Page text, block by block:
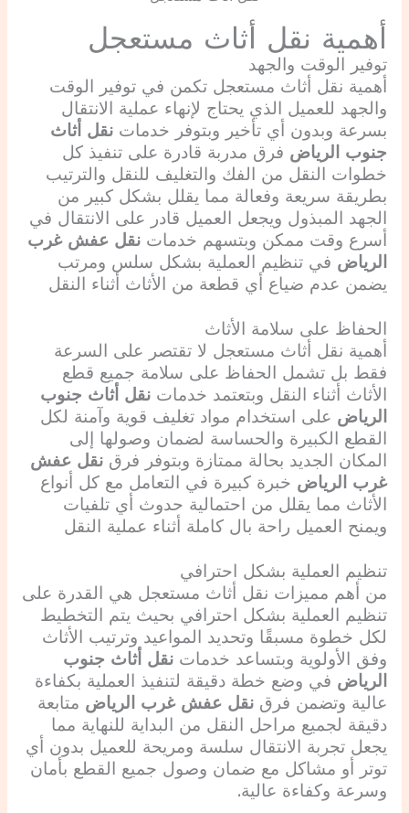
أهمية نقل أثاث مستعجل
توفير الوقت والجهد
أهمية نقل أثاث مستعجل تكمن في توفير الوقت
والجهد للعميل الذي يحتاج لإنهاء عملية الانتقال
بسرعة وبدون أي تأخير وبتوفر خدمات نقل أثاث
جنوب الرياض فرق مدربة قادرة على تنفيذ كل
خطوات النقل من الفك والتغليف للنقل والترتيب
بطريقة سريعة وفعالة مما يقلل بشكل كبير من
الجهد المبذول ويجعل العميل قادر على الانتقال في
أسرع وقت ممكن وبتسهم خدمات نقل عفش غرب
الرياض في تنظيم العملية بشكل سلس ومرتب
يضمن عدم ضياع أي قطعة من الأثاث أثناء النقل
الحفاظ على سلامة الأثاث
أهمية نقل أثاث مستعجل لا تقتصر على السرعة
فقط بل تشمل الحفاظ على سلامة جميع قطع
الأثاث أثناء النقل وبتعتمد خدمات نقل أثاث جنوب
الرياض على استخدام مواد تغليف قوية وآمنة لكل
القطع الكبيرة والحساسة لضمان وصولها إلى
المكان الجديد بحالة ممتازة وبتوفر فرق نقل عفش
غرب الرياض خبرة كبيرة في التعامل مع كل أنواع
الأثاث مما يقلل من احتمالية حدوث أي تلفيات
ويمنح العميل راحة بال كاملة أثناء عملية النقل
تنظيم العملية بشكل احترافي
من أهم مميزات نقل أثاث مستعجل هي القدرة على
تنظيم العملية بشكل احترافي بحيث يتم التخطيط
لكل خطوة مسبقًا وتحديد المواعيد وترتيب الأثاث
وفق الأولوية وبتساعد خدمات نقل أثاث جنوب
الرياض في وضع خطة دقيقة لتنفيذ العملية بكفاءة
عالية وتضمن فرق نقل عفش غرب الرياض متابعة
دقيقة لجميع مراحل النقل من البداية للنهاية مما
يجعل تجربة الانتقال سلسة ومريحة للعميل بدون أي
توتر أو مشاكل مع ضمان وصول جميع القطع بأمان
وسرعة وكفاءة عالية.